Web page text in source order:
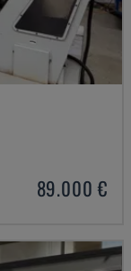
89.000 €